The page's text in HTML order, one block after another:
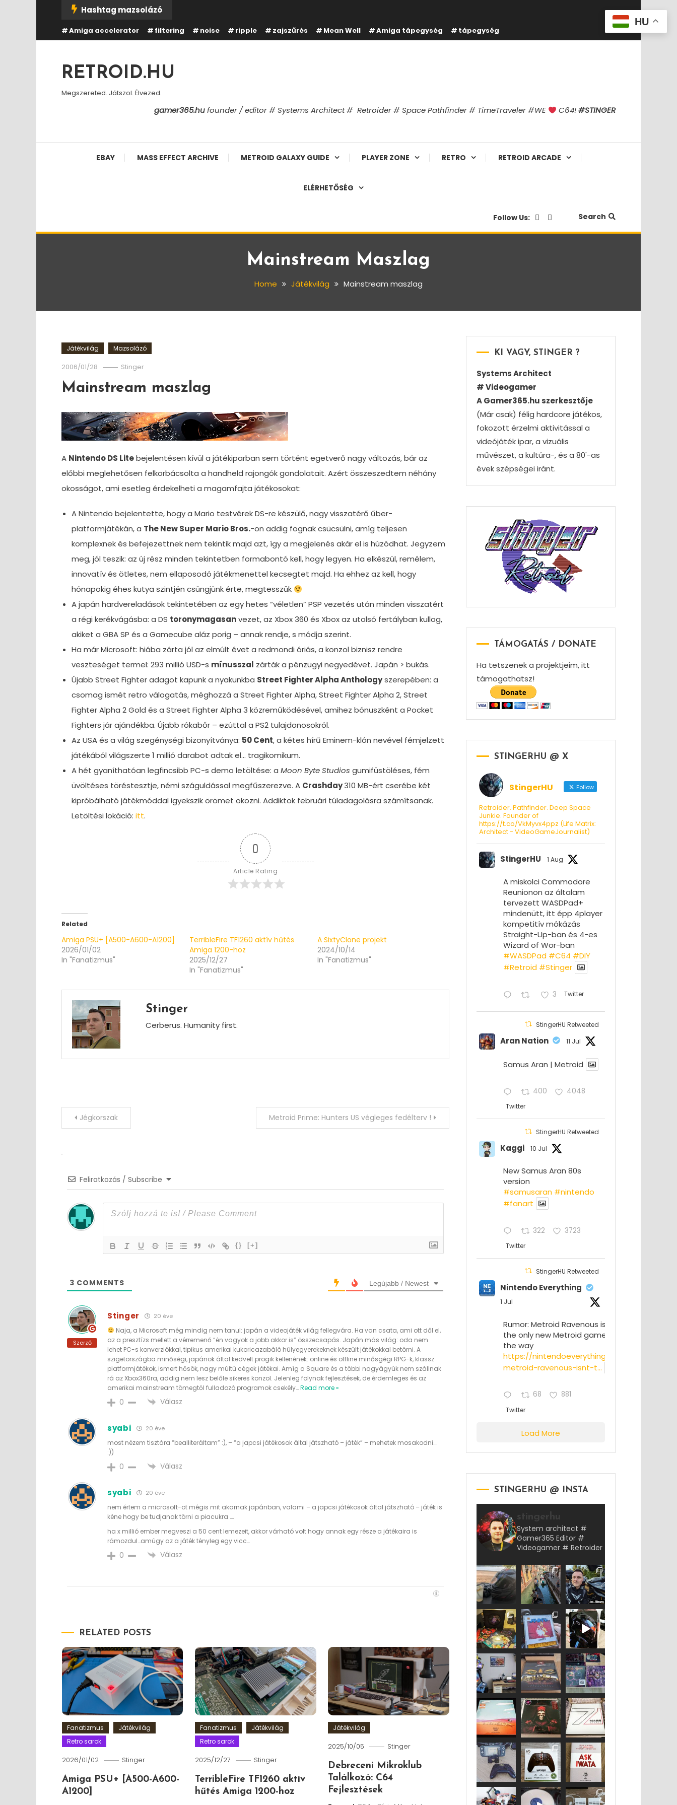
Content
Hashtag mazsolázó
Amiga accelerator filtering noise ripple zajszűrés Mean Well Amiga tápegység tápegység
RETROID.HU
Megszereted. Játszol. Élvezed.
gamer365.hufounder / editor # Systems Architect # Retroider # Space Pathfinder # TimeTraveler #WE C64!#STINGER
EBAY MASS EFFECT ARCHIVE METROID GALAXY GUIDE PLAYER ZONE RETRO RETROID ARCADE
ELÉRHETŐSÉG
Follow Us: Search
Mainstream Maszlag
Home Játékvilág Mainstream maszlag
Játékvilág Mazsolázó
2006/01/28 Stinger
Mainstream maszlag
A Nintendo DS Litebejelentésen kívül a játékiparban sem történt egetverő nagy változás, bár az
előbbi meglehetősen felkorbácsolta a handheld rajongók gondolatait. Azért összeszedtem néhány
okosságot, ami esetleg érdekelheti a magamfajta játékosokat:
A Nintendo bejelentette, hogy a Mario testvérek DS-re készülő, nagy visszatérő űber-
platformjátékán, a The New Super Mario Bros.-on addig fognak csücsülni, amíg teljesen
komplexnek és befejezettnek nem tekintik majd azt, így a megjelenés akár el is húzódhat. Jegyzem
meg, jól teszik: az új rész minden tekintetben formabontó kell, hogy legyen. Ha elkészül, remélem,
innovatív és ötletes, nem ellaposodó játékmenettel kecsegtet majd. Ha ehhez az kell, hogy
hónapokig éhes kutya szintjén csüngjünk érte, megtesszük
A japán hardvereladások tekintetében az egy hetes “véletlen” PSP vezetés után minden visszatért
a régi kerékvágásba: a DS toronymagasanvezet, az Xbox 360 és Xbox az utolsó fertályban kullog,
akiket a GBA SP és a Gamecube aláz porig – annak rendje, s módja szerint.
Ha már Microsoft: hiába zárta jól az elmúlt évet a redmondi óriás, a konzol biznisz rendre
veszteséget termel: 293 millió USD-s mínusszal zárták a pénzügyi negyedévet. Japán > bukás.
Újabb Street Fighter adagot kapunk a nyakunkba Street Fighter Alpha Anthologyszerepében: a
csomag ismét retro válogatás, méghozzá a Street Fighter Alpha, Street Fighter Alpha 2, Street
Fighter Alpha 2 Gold és a Street Fighter Alpha 3 közreműködésével, amihez bónuszként a Pocket
Fighters jár ajándékba. Újabb rókabőr – ezúttal a PS2 tulajdonosokról.
Az USA és a világ szegénységi bizonyítványa: 50 Cent, a kétes hírű Eminem-klón nevével fémjelzett
játékából világszerte 1 millió darabot adtak el… tragikomikum.
A hét gyaníthatóan legfincsibb PC-s demo letöltése: a Moon Byte Studios gumifüstöléses, fém
üvöltéses töréstesztje, némi száguldással megfűszerezve. A Crashday310 MB-ért cserébe két
kipróbálható játékmóddal igyekszik örömet okozni. Addiktok februári túladagolásra számítsanak.
Letöltési lokáció: itt.
0
Article Rating
Related
Amiga PSU+ [A500-A600-A1200]
2026/01/02
In "Fanatizmus"
TerribleFire TF1260 aktív hűtés
Amiga 1200-hoz
2025/12/27
In "Fanatizmus"
A SixtyClone projekt
2024/10/14
In "Fanatizmus"
Stinger
Cerberus. Humanity first.
PostJégkorszak Metroid Prime: Hunters US végleges fedélterv !
Feliratkozás / Subscribe
{} [+]
3 COMMENTS Legújabb / Newest
Szerző
Stinger 20 éve
Naja, a Microsoft még mindig nem tanul: japán a videojáték világ fellegvára. Ha van csata, ami ott dől el,
az a presztízs mellett a vérremenő “én vagyok a jobb akkor is” összecsapás. Japán más világ: oda nem
lehet PC-s konverziókkal, tipikus amerikai kukoricazabáló hülyegyerekeknek készült játékokkal betörni. A
szigetországba minőségi, japánok által kedvelt progik kellenének: online és offline minősgégi RPG-k, klassz
platformjátékok, ismert hősök, nagy múltú cégek játékai. Amíg a Square és a többi nagyágyúk nem szállnak
rá az Xbox360ra, addig nem lesz belőle sikeres konzol. Jelenleg folynak fejlesztések, de érdemleges és az
amerikai mainstream tömegtől fulladozó programok csekély…Read more »
0 Válasz
syabi 20 éve
most nézem tisztára “bealliteráltam” :), – “a japcsi játékosok által játszható – játék” – mehetek mosakodni….
:))
0 Válasz
syabi 20 éve
nem értem a microsoft-ot mégis mit akarnak japánban, valami – a japcsi játékosok által játszható – játék is
kéne hogy be tudjanak törni a piacukra ….
ha x millió ember megveszi a 50 cent lemezeit, akkor várható volt hogy annak egy része a játékaira is
rámozdul…amúgy az a játék tényleg egy vicc…
0 Válasz
RELATED POSTS
Fanatizmus
Játékvilág
Retro sarok
2026/01/02 Stinger
Amiga PSU+ [A500-A600-
A1200]
Fanatizmus
Játékvilág
Retro sarok
2025/12/27 Stinger
TerribleFire TF1260 aktív
hűtés Amiga 1200-hoz
Játékvilág
2025/10/05 Stinger
Debreceni Mikroklub
Találkozó: C64
Fejlesztések
KI VAGY, STINGER ?
Systems Architect
# Videogamer
A Gamer365.hu szerkesztője
(Már csak) félig hardcore játékos,
fokozott érzelmi aktivitással a
videójáték ipar, a vizuális
művészet, a kultúra-, és a 80'-as
évek szépségei iránt.
TÁMOGATÁS / DONATE
Ha tetszenek a projektjeim, itt
támogathatsz!
STINGERHU @ X
StingerHU Follow
Retroider. Pathfinder. Deep Space
Junkie. Founder of
https://t.co/VkMyvx4ppz (Life Matrix:
Architect - VideoGameJournalist)
StingerHU 1 Aug
A miskolci Commodore
Reunionon az általam
tervezett WASDPad+
mindenütt, itt épp 4player
kompetitív mókázás
Straight-Up-ban és 4-es
Wizard of Wor-ban
#WASDPad #C64 #DIY
#Retroid #Stinger
3 Twitter
StingerHU Retweeted
Aran Nation 11 Jul
Samus Aran | Metroid
400 4048
Twitter
StingerHU Retweeted
Kaggi 10 Jul
New Samus Aran 80s
version
#samusaran #nintendo
#fanartㅤㅤㅤㅤ
322 3723
Twitter
StingerHU Retweeted
Nintendo Everything
1 Jul
Rumor: Metroid Ravenous isn’t
the only new Metroid game on
the way
https://nintendoeverything.com/rumor-
metroid-ravenous-isnt-t...
68 881
Twitter
Load More
STINGERHU @ INSTA
stingerhu
System architect #
Gamer365 Editor #
Videogamer # Retroider
HU